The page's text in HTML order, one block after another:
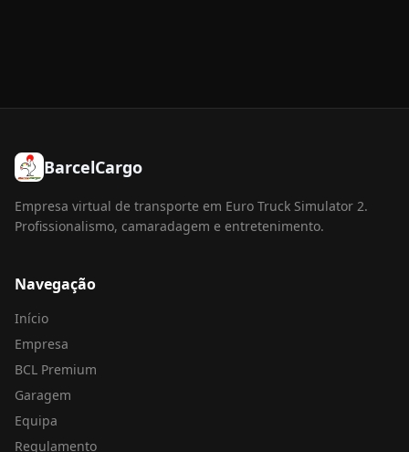
BarcelCargo
Empresa virtual de transporte em Euro Truck Simulator 2.
Profissionalismo, camaradagem e entretenimento.
Navegação
Início
Empresa
BCL Premium
Garagem
Equipa
Regulamento